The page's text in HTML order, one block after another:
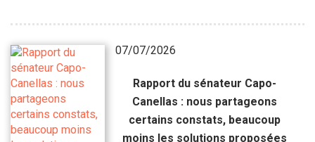
07/07/2026
Rapport du sénateur Capo-
Canellas : nous partageons
certains constats, beaucoup
moins les solutions proposées